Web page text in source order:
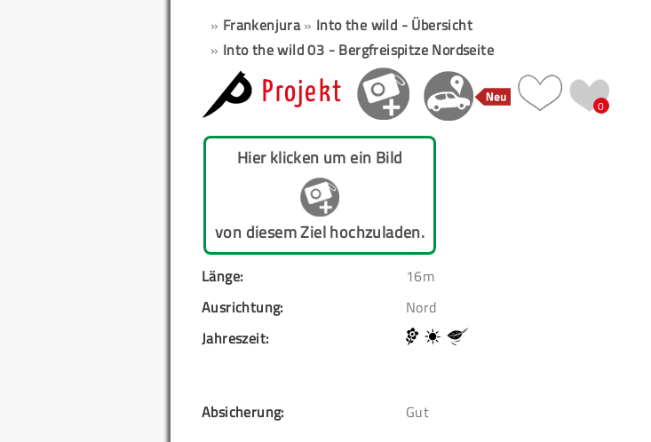
» Frankenjura» Into the wild - Übersicht
» Into the wild 03 - Bergfreispitze Nordseite
Projekt 0
Hier klicken um ein Bild
von diesem Ziel hochzuladen.
Länge:
16m
Ausrichtung:
Nord
Jahreszeit:
Absicherung: Gut